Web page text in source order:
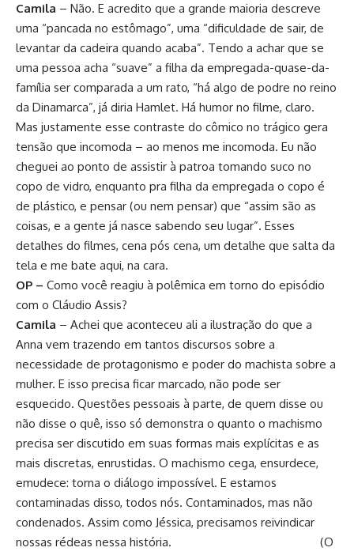
Camila – Não. E acredito que a grande maioria descreve
uma “pancada no estômago”, uma “dificuldade de sair, de
levantar da cadeira quando acaba”. Tendo a achar que se
uma pessoa acha “suave” a filha da empregada-quase-da-
família ser comparada a um rato, “há algo de podre no reino
da Dinamarca”, já diria Hamlet. Há humor no filme, claro.
Mas justamente esse contraste do cômico no trágico gera
tensão que incomoda – ao menos me incomoda. Eu não
cheguei ao ponto de assistir à patroa tomando suco no
copo de vidro, enquanto pra filha da empregada o copo é
de plástico, e pensar (ou nem pensar) que “assim são as
coisas, e a gente já nasce sabendo seu lugar”. Esses
detalhes do filmes, cena pós cena, um detalhe que salta da
tela e me bate aqui, na cara.
OP – Como você reagiu à polêmica em torno do episódio
com o Cláudio Assis?
Camila – Achei que aconteceu ali a ilustração do que a
Anna vem trazendo em tantos discursos sobre a
necessidade de protagonismo e poder do machista sobre a
mulher. E isso precisa ficar marcado, não pode ser
esquecido. Questões pessoais à parte, de quem disse ou
não disse o quê, isso só demonstra o quanto o machismo
precisa ser discutido em suas formas mais explícitas e as
mais discretas, enrustidas. O machismo cega, ensurdece,
emudece: torna o diálogo impossível. E estamos
contaminadas disso, todos nós. Contaminados, mas não
condenados. Assim como Jéssica, precisamos reivindicar
nossas rédeas nessa história. (O